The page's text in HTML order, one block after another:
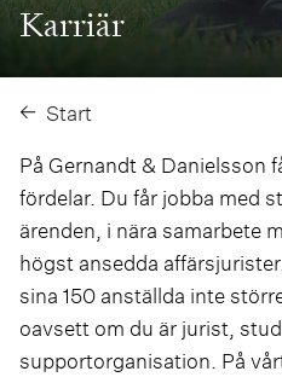
Karriär
Start
På Gernandt & Danielsson
fördelar. Du får jobba med
ärenden, i nära samarbete
högst ansedda
sina 150 anställda inte
oavsett om du är jurist,
supportorganisation. På